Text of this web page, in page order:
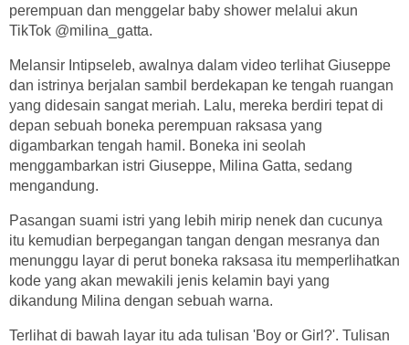
perempuan dan menggelar baby shower melalui akun
TikTok @milina_gatta.
Melansir Intipseleb, awalnya dalam video terlihat Giuseppe
dan istrinya berjalan sambil berdekapan ke tengah ruangan
yang didesain sangat meriah. Lalu, mereka berdiri tepat di
depan sebuah boneka perempuan raksasa yang
digambarkan tengah hamil. Boneka ini seolah
menggambarkan istri Giuseppe, Milina Gatta, sedang
mengandung.
Pasangan suami istri yang lebih mirip nenek dan cucunya
itu kemudian berpegangan tangan dengan mesranya dan
menunggu layar di perut boneka raksasa itu memperlihatkan
kode yang akan mewakili jenis kelamin bayi yang
dikandung Milina dengan sebuah warna.
Terlihat di bawah layar itu ada tulisan 'Boy or Girl?'. Tulisan